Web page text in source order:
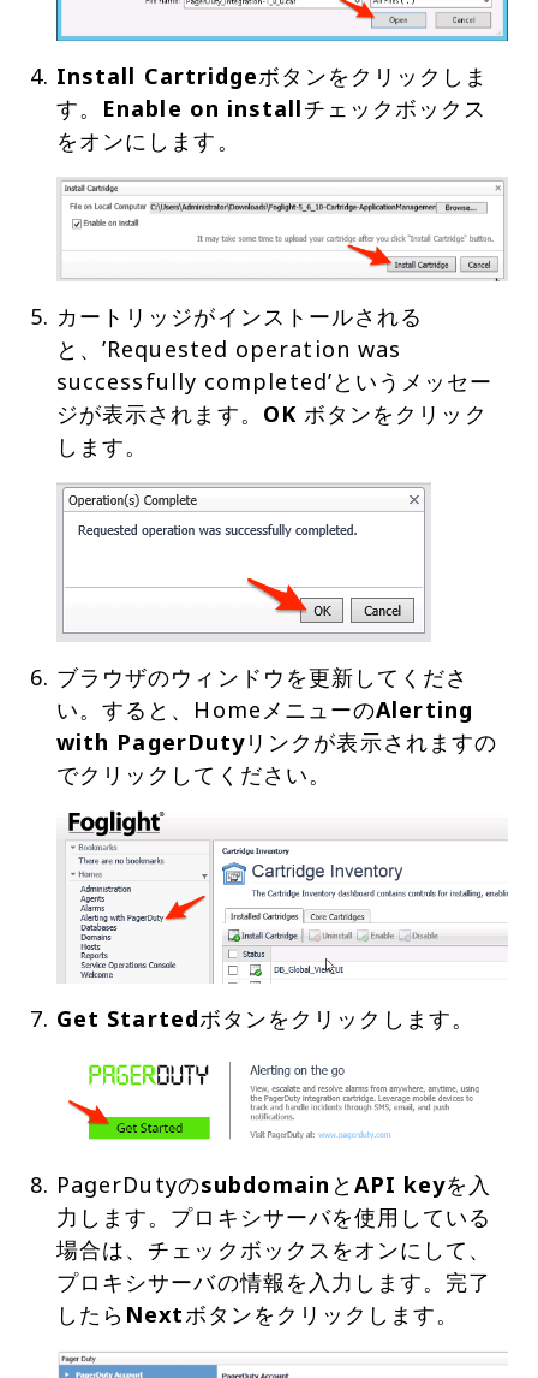
Install Cartridgeボタンをクリックしま
す。 Enable on installチェックボックス
カートリッジがインストールされる
と、’Requested operation was
successfully completed’というメッセー
ジが表示されます。 OK ボタンをクリック
ブラウザのウィンドウを更新してくださ
い。すると、HomeメニューのAlerting
with PagerDutyリンクが表示されますの
Get Started
PagerDutyのsubdomain と API keyを入
力します。プロキシサーバを使用している
場合は、チェックボックスをオンにして、
プロキシサーバの情報を入力します。完了
したら Next